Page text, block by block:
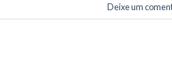
Deixe um